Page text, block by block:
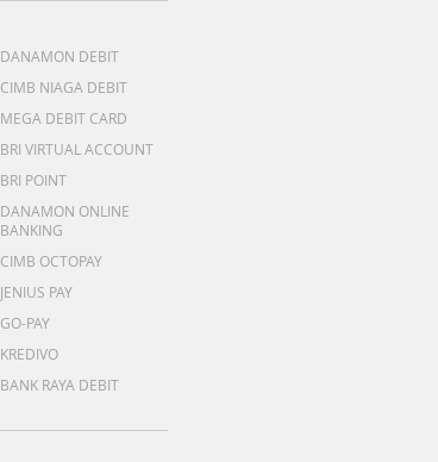
DANAMON DEBIT
CIMB NIAGA DEBIT
MEGA DEBIT CARD
BRI VIRTUAL ACCOUNT
BRI POINT
DANAMON ONLINE
BANKING
CIMB OCTOPAY
JENIUS PAY
GO-PAY
KREDIVO
BANK RAYA DEBIT